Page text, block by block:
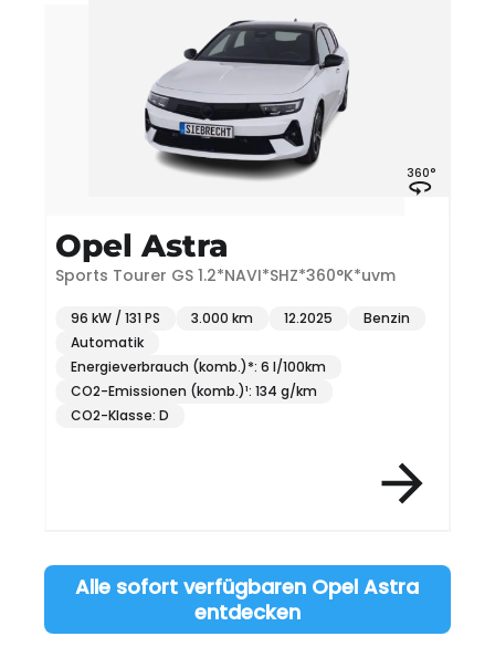
360°
Opel Astra
Sports Tourer GS 1.2*NAVI*SHZ*360°K*uvm
96 kW / 131 PS 3.000 km 12.2025
Benzin
Automatik
Energieverbrauch (komb.)*: 6 l/100km
CO2-Emissionen (komb.)¹: 134 g/km
CO2-Klasse: D
Alle sofort verfügbaren Opel Astra
entdecken